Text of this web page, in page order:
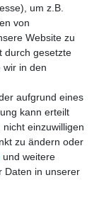
AGB
um z.B.
von
Website zu
durch gesetzte
wir in den
aufgrund eines
kann erteilt
einzuwilligen
zu ändern oder
und weitere
Daten in unserer